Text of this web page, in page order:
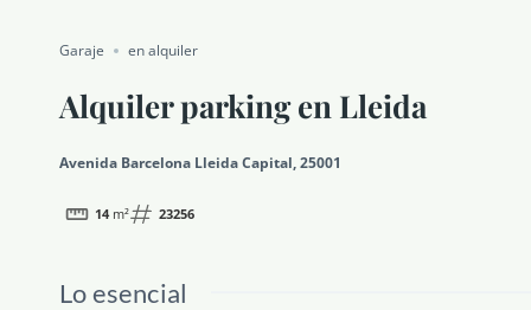
Garaje en alquiler
Alquiler parking en Lleida
Avenida Barcelona Lleida Capital, 25001
14 m² 23256
Lo esencial